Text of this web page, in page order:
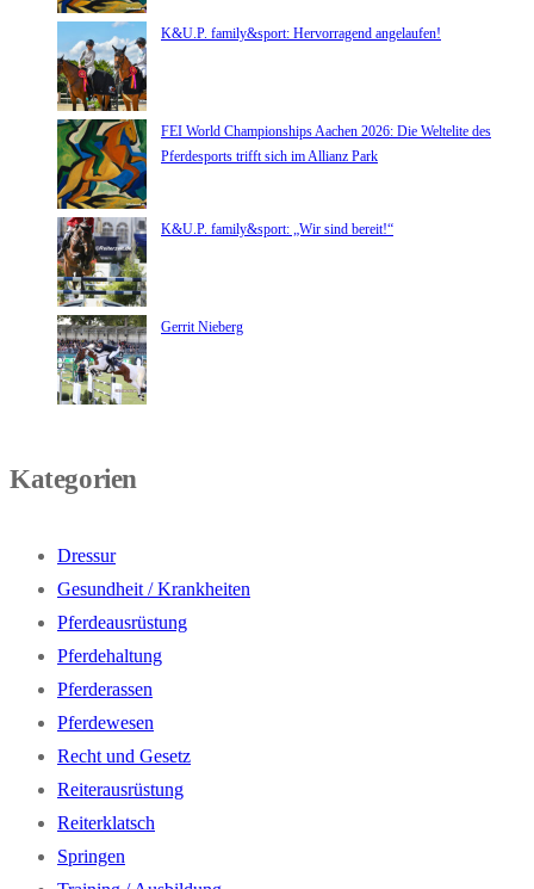
K&U.P. family&sport: Hervorragend angelaufen!
FEI World Championships Aachen 2026: Die Weltelite des
Pferdesports trifft sich im Allianz Park
K&U.P. family&sport: „Wir sind bereit!“
Gerrit Nieberg
Kategorien
Dressur
Gesundheit / Krankheiten
Pferdeausrüstung
Pferdehaltung
Pferderassen
Pferdewesen
Recht und Gesetz
Reiterausrüstung
Reiterklatsch
Springen